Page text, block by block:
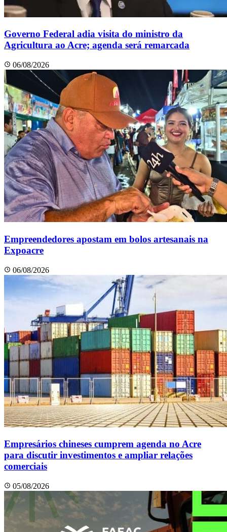
Governo Federal adia visita do ministro da
Agricultura ao Acre; agenda será remarcada
06/08/2026
Empreendedores apostam em bolos artesanais na
Expoacre
06/08/2026
Empresários chineses cumprem agenda no Acre
para discutir investimentos e ampliar relações
comerciais
05/08/2026